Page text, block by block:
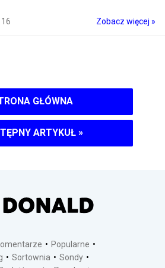
16 Zobacz więcej »
GŁÓWNA
ARTYKUŁ »
Popularne
Sortownia
Sondy